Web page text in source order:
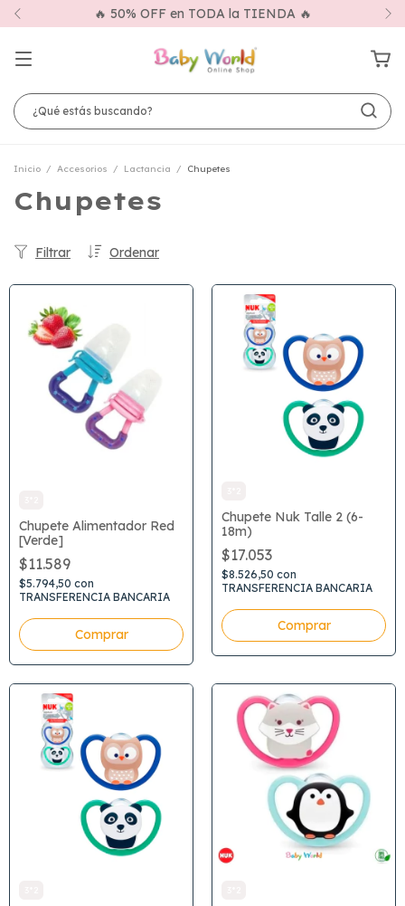
🔥 50% OFF en TODA la TIENDA 🔥
Inicio / Accesorios / Lactancia / Chupetes
Chupetes
Ordenar
Filtrar
Chupete Alimentador Red
[Verde]
$11.589
$5.794,50 con
TRANSFERENCIA BANCARIA
Chupete Nuk Talle 2 (6-
18m)
$17.053
$8.526,50 con
TRANSFERENCIA BANCARIA